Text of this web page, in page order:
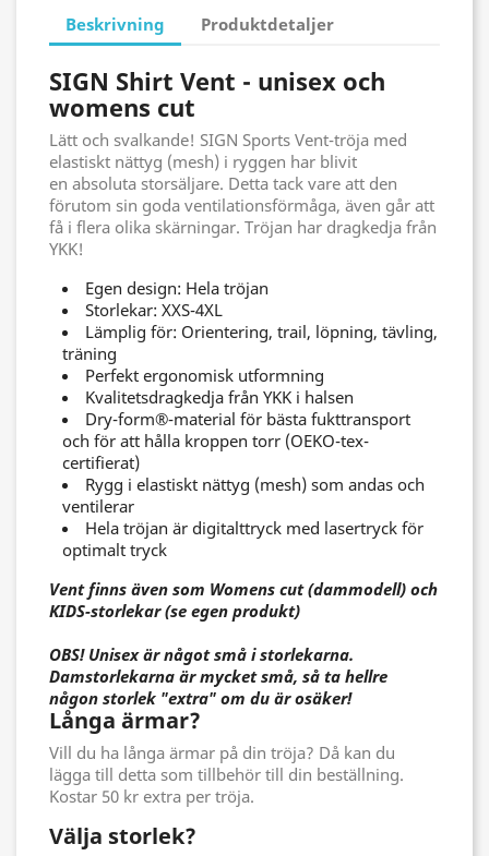
Beskrivning Produktdetaljer
SIGN Shirt Vent - unisex och
womens cut
Lätt och svalkande! SIGN Sports Vent-tröja med
elastiskt nättyg (mesh) i ryggen har blivit
en absoluta storsäljare. Detta tack vare att den
förutom sin goda ventilationsförmåga, även går att
få i flera olika skärningar. Tröjan har dragkedja från
YKK!
Egen design: Hela tröjan
Storlekar: XXS-4XL
Lämplig för: Orientering, trail, löpning, tävling,
träning
Perfekt ergonomisk utformning
Kvalitetsdragkedja från YKK i halsen
Dry-form®-material för bästa fukttransport
och för att hålla kroppen torr (OEKO-tex-
certifierat)
Rygg i elastiskt nättyg (mesh) som andas och
ventilerar
Hela tröjan är digitalttryck med lasertryck för
optimalt tryck
Vent finns även som Womens cut (dammodell) och
KIDS-storlekar (se egen produkt)
OBS! Unisex är något små i storlekarna.
Damstorlekarna är mycket små, så ta hellre
någon storlek "extra" om du är osäker!
Långa ärmar?
Vill du ha långa ärmar på din tröja? Då kan du
lägga till detta som tillbehör till din beställning.
Kostar 50 kr extra per tröja.
Välja storlek?